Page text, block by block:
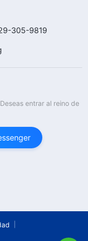
305-9819
entrar al reino de